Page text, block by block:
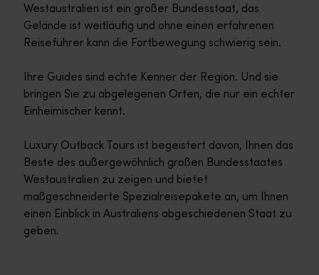
Westaustralien ist ein großer Bundesstaat, das
Gelände ist weitläufig und ohne einen erfahrenen
Reiseführer kann die Fortbewegung schwierig sein.
Ihre Guides sind echte Kenner der Region. Und sie
bringen Sie zu abgelegenen Orten, die nur ein echter
Einheimischer kennt.
Luxury Outback Tours ist begeistert davon, Ihnen das
Beste des außergewöhnlich großen Bundesstaates
Westaustralien zu zeigen und bietet
maßgeschneiderte Spezialreisepakete an, um Ihnen
einen Einblick in Australiens abgeschiedenen Staat zu
geben.